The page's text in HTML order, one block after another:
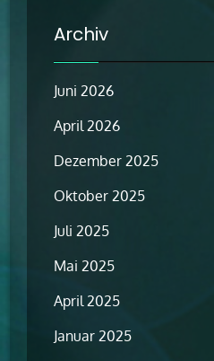
Archiv
Juni 2026
April 2026
Dezember 2025
Oktober 2025
Juli 2025
Mai 2025
April 2025
Januar 2025